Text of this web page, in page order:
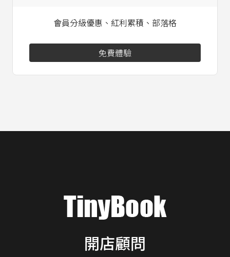
會員分級優惠、紅利累積、部落格
免費體驗
開店顧問